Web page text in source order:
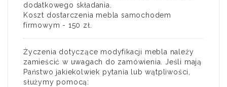
dodatkowego składania.
Koszt dostarczenia mebla samochodem
firmowym - 150 zł.
Życzenia dotyczące modyfikacji mebla należy
zamieścić w uwagach do zamówienia. Jeśli mają
Państwo jakiekolwiek pytania lub wątpliwości,
służymy pomocą: